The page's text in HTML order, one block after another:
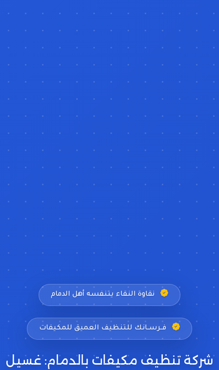
نقاوة النقاء يتنفسه أهل الدمام
فــرســانـك للتنظيف العميق للمكيفات
شركة تنظيف مكيفات بالدمام: غسيل